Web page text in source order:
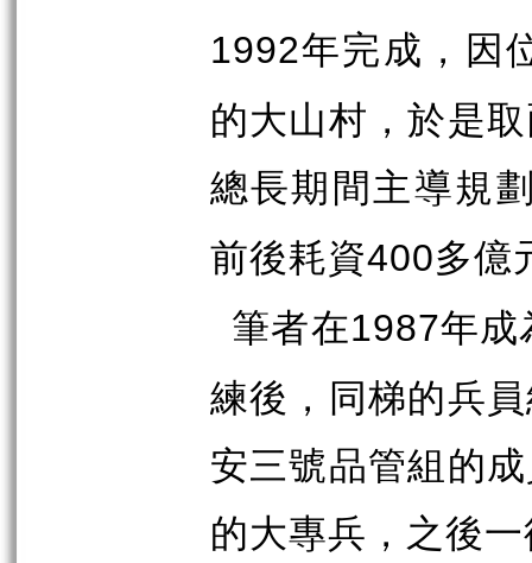
1992年完成，因
的大山村，於是
總長期間主導規
前後耗資400多億
筆者在1987年成
練後，同梯的兵
安三號品管組的
的大專兵，之後